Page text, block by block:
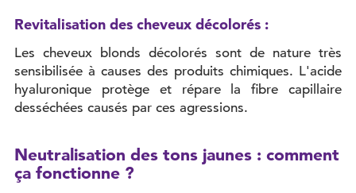
Revitalisation des cheveux décolorés :
Les cheveux blonds décolorés sont de nature très
sensibilisée à causes des produits chimiques. L'acide
hyaluronique protège et répare la fibre capillaire
desséchées causés par ces agressions.
Neutralisation des tons jaunes : comment
ça fonctionne ?